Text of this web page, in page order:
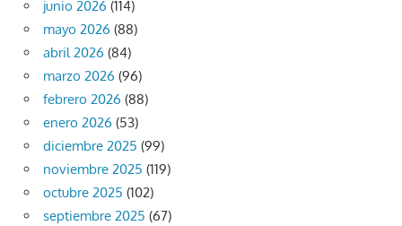
junio 2026 (114)
mayo 2026 (88)
abril 2026 (84)
marzo 2026 (96)
febrero 2026 (88)
enero 2026 (53)
diciembre 2025 (99)
noviembre 2025 (119)
octubre 2025 (102)
septiembre 2025 (67)